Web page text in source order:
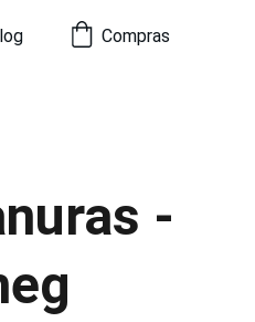
Compras
-